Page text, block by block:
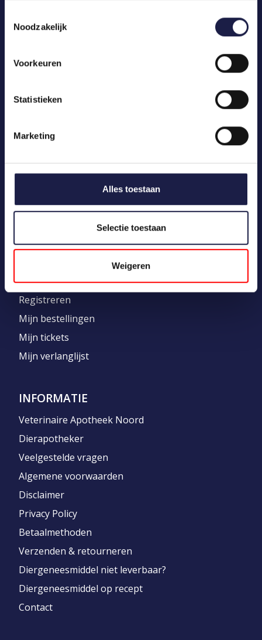
Noodzakelijk
Voorkeuren
Statistieken
Marketing
Alles toestaan
Selectie toestaan
Weigeren
Merken
Registreren
Mijn bestellingen
Mijn tickets
Mijn verlanglijst
INFORMATIE
Veterinaire Apotheek Noord
Dierapotheker
Veelgestelde vragen
Algemene voorwaarden
Disclaimer
Privacy Policy
Betaalmethoden
Verzenden & retourneren
Diergeneesmiddel niet leverbaar?
Diergeneesmiddel op recept
Contact